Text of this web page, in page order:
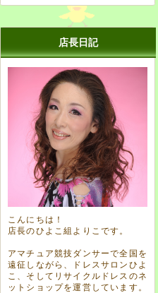
店長日記
こんにちは！
店長のひよこ組よりこです。
アマチュア競技ダンサーで全国を
遠征しながら、ドレスサロンひよ
こ、そしてリサイクルドレスのネ
ットショップを運営しています。